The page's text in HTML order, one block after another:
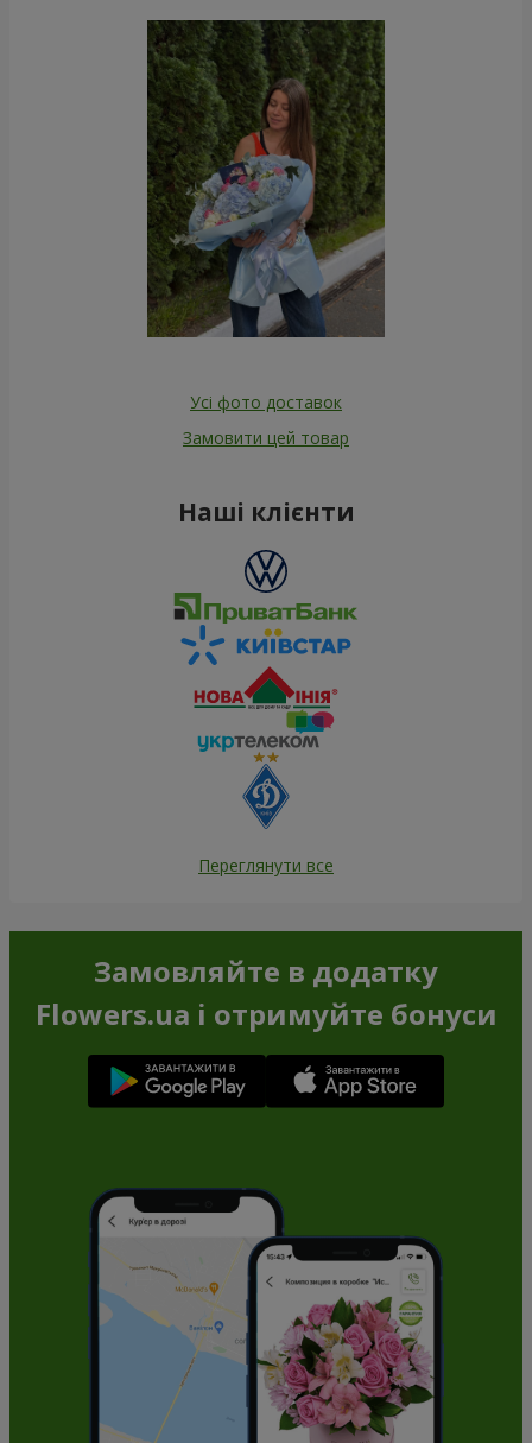
Усі фото доставок
Замовити цей товар
Наші клієнти
Переглянути все
Замовляйте в додатку
Flowers.ua і отримуйте бонуси